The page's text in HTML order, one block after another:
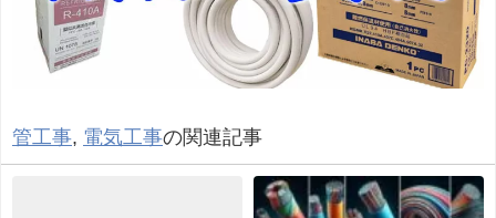
管工事, 電気工事の関連記事